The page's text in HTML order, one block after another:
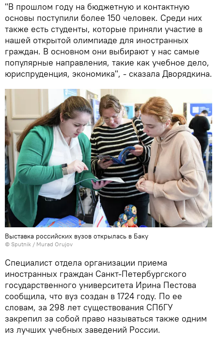
"В прошлом году на бюджетную и контактную
основы поступили более 150 человек. Среди них
также есть студенты, которые приняли участие в
нашей открытой олимпиаде для иностранных
граждан. В основном они выбирают у нас самые
популярные направления, такие как учебное дело,
юриспруденция, экономика", - сказала Дворядкина.
Выставка российских вузов открылась в Баку
© Sputnik / Murad Orujov
Специалист отдела организации приема
иностранных граждан Санкт-Петербургского
государственного университета Ирина Пестова
сообщила, что вуз создан в 1724 году. По ее
словам, за 298 лет существования СПбГУ
закрепил за собой право называться также одним
из лучших учебных заведений России.